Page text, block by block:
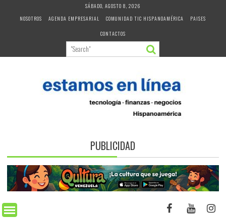
SÁBADO, AGOSTO 8, 2026
NOSOTROS
AGENDA EMPRESARIAL COMUNIDAD TIC HISPANOAMÉRICA
PAISES
CONTACTOS
PUBLICIDAD